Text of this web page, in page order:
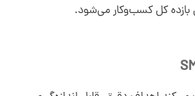
بازده کل کسب‌وکار می‌شود.